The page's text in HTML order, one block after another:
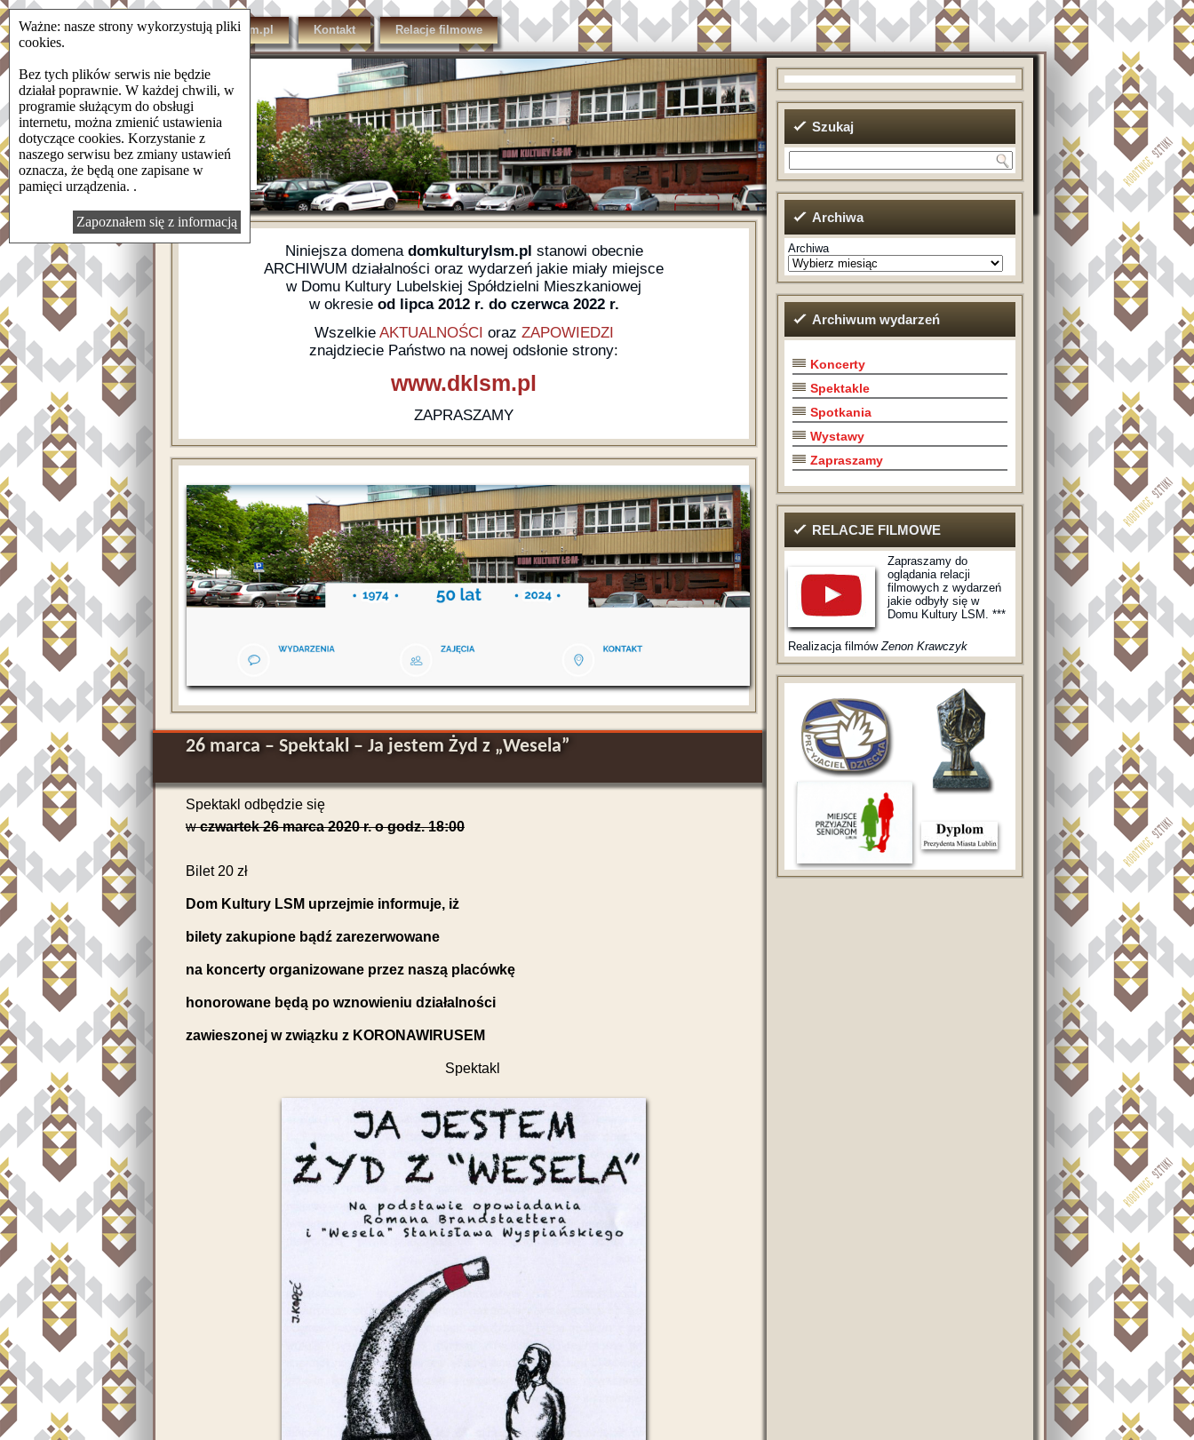
domkulturylsm.pl Kontakt Relacje filmowe
Niniejsza domena domkulturylsm.pl stanowi obecnie
ARCHIWUM działalności oraz wydarzeń jakie miały miejsce
w Domu Kultury Lubelskiej Spółdzielni Mieszkaniowej
w okresie od lipca 2012 r. do czerwca 2022 r.
Wszelkie AKTUALNOŚCI oraz ZAPOWIEDZI
znajdziecie Państwo na nowej odsłonie strony:
www.dklsm.pl
ZAPRASZAMY
26 marca – Spektakl – Ja jestem Żyd z „Wesela”
Spektakl odbędzie się
wczwartek 26 marca 2020 r. o godz. 18:00
Bilet 20 zł
Dom Kultury LSM uprzejmie informuje, iż
bilety zakupione bądź zarezerwowane
na koncerty organizowane przez naszą placówkę
honorowane będą po wznowieniu działalności
zawieszonej w związku z KORONAWIRUSEM
Spektakl
Szukaj
Archiwa
Archiwa
Archiwum wydarzeń
Koncerty
Spektakle
Spotkania
Wystawy
Zapraszamy
RELACJE FILMOWE
Zapraszamy do
oglądania relacji
filmowych z wydarzeń
jakie odbyły się w
Domu Kultury LSM. ***
Realizacja filmówZenon Krawczyk
Ważne: nasze strony wykorzystują pliki
cookies.
Bez tych plików serwis nie będzie
działał poprawnie. W każdej chwili, w
programie służącym do obsługi
internetu, można zmienić ustawienia
dotyczące cookies. Korzystanie z
naszego serwisu bez zmiany ustawień
oznacza, że będą one zapisane w
pamięci urządzenia. .
Zapoznałem się z informacją